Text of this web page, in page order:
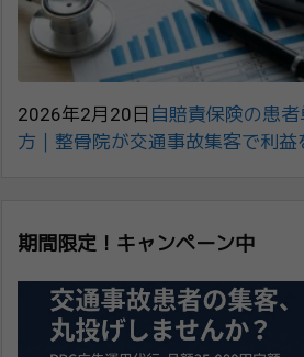
2026年2月20日 自賠責保険の患
方｜整骨院が交通事故集客で利益
期間限定！キャンペーン中